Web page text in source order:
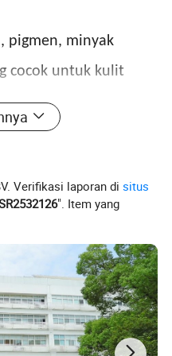
pigmen, minyak
cocok untuk kulit
hyaluronic acid anti aging serum
pembayaran
Hyaluronic
Verifikasi laporan disitus
". Item yang